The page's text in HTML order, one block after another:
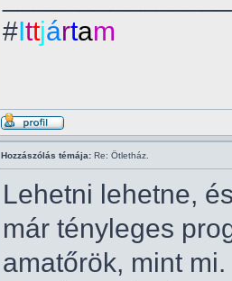
#Ittjártam
Hozzászólás témája: Re: Ötletház.
Lehetni lehetne,
már tényleges
amatőrök, mint mi.